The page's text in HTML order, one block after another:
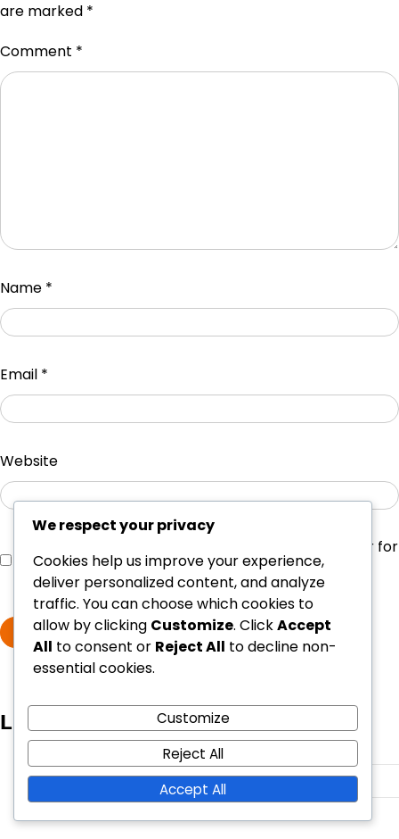
are marked *
Comment *
Name *
Email *
Website
Save my name, email, and website in this browser for
the next time I comment.
Link
Archivio del blog
We respect your privacy
Cookies help us improve your experience,
deliver personalized content, and analyze
traffic. You can choose which cookies to
allow by clicking Customize. ClickAccept
All to consent or Reject All to decline non-
essential cookies.
Customize
Reject All
Accept All